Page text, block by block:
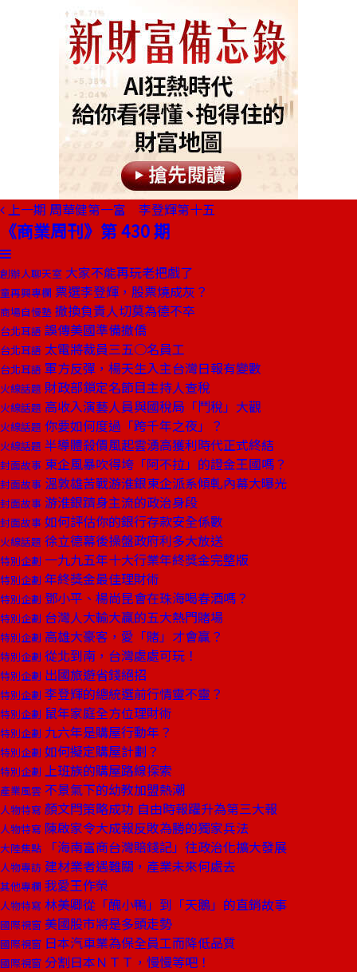
上一期 周華健第一富 李登輝第十五
《商業周刊》第 430 期
創辦人聊天室 大家不能再玩老把戲了
童再興專欄 票選李登輝，股票燒成灰？
商場自慢塾 撤換負責人切莫為德不卒
台北耳語 誤傳美國準備撤僑
台北耳語 太電將裁員三五○名員工
台北耳語 軍方反彈，楊天生入主台灣日報有變數
火線話題 財政部鎖定名節目主持人查稅
火線話題 高收入演藝人員與國稅局「鬥稅」大觀
火線話題 你要如何度過「跨千年之夜」？
火線話題 半導體殺價風起雲湧高獲利時代正式終結
封面故事 東企風暴吹得垮「阿不拉」的證金王國嗎？
封面故事 溫敦雄苦戰游淮銀東企派系傾軋內幕大曝光
封面故事 游淮銀躋身主流的政治身段
封面故事 如何評估你的銀行存款安全係數
火線話題 徐立德幕後操盤政府利多大放送
特別企劃 一九九五年十大行業年終獎金完整版
特別企劃 年終獎金最佳理財術
特別企劃 鄧小平、楊尚昆會在珠海喝春酒嗎？
特別企劃 台灣人大輸大贏的五大熱門賭場
特別企劃 高雄大豪客，愛「賭」才會贏？
特別企劃 從北到南，台灣處處可玩！
特別企劃 出國旅遊省錢絕招
特別企劃 李登輝的總統選前行情靈不靈？
特別企劃 鼠年家庭全方位理財術
特別企劃 九六年是購屋行動年？
特別企劃 如何擬定購屋計劃？
特別企劃 上班族的購屋路線探索
產業風雲 不景氣下的幼教加盟熱潮
人物特寫 顏文閂策略成功 自由時報躍升為第三大報
人物特寫 陳啟家令大成報反敗為勝的獨家兵法
大陸焦點 「海南富商台灣賠錢記」往政治化擴大發展
人物專訪 建材業者遇難關，產業未來何處去
其他專欄 我愛王作榮
人物特寫 林美卿從「醜小鴨」到「天鵝」的直銷故事
國際視窗 美國股市將是多頭走勢
國際視窗 日本汽車業為保全員工而降低品質
國際視窗 分割日本ＮＴＴ，慢慢等吧！